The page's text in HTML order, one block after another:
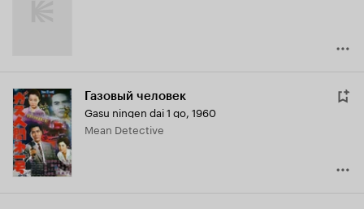
Газовый человек
Gasu ningen dai 1 go, 1960
Mean Detective